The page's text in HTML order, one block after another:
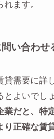
ます。
い合わせ
貸需要に詳
とよいでし
業だと、特
り正確な賃